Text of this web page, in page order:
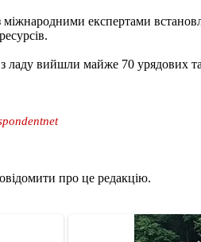
експертами
з ладу вийшли майже 70 урядових
про це редакцію.